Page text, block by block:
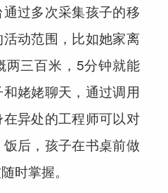
过多次采集孩子的移
动范围，比如她家离
两三百米，5分钟就能
姥姥聊天，通过调用
异处的工程师可以对
后，孩子在书桌前做
时掌握。